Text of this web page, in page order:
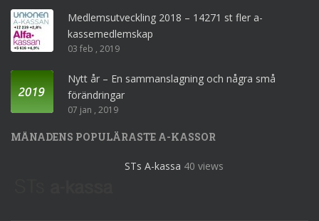
Medlemsutveckling 2018 – 14271 st fler a-
kassemedlemskap
03 feb , 2019
Nytt år – En sammanslagning och några små
förändringar
07 jan , 2019
MÅNADENS POPULÄRASTE A-KASSOR
STs A-kassa 40 views